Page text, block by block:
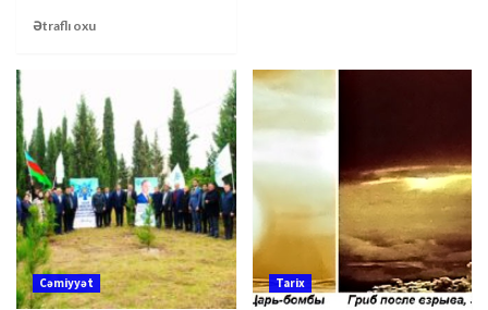
Ətraflı oxu
Cəmiyyət Tarix